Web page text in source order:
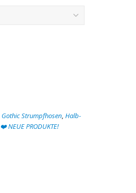
Gothic Strumpfhosen, Halb-
❤️ NEUE PRODUKTE!